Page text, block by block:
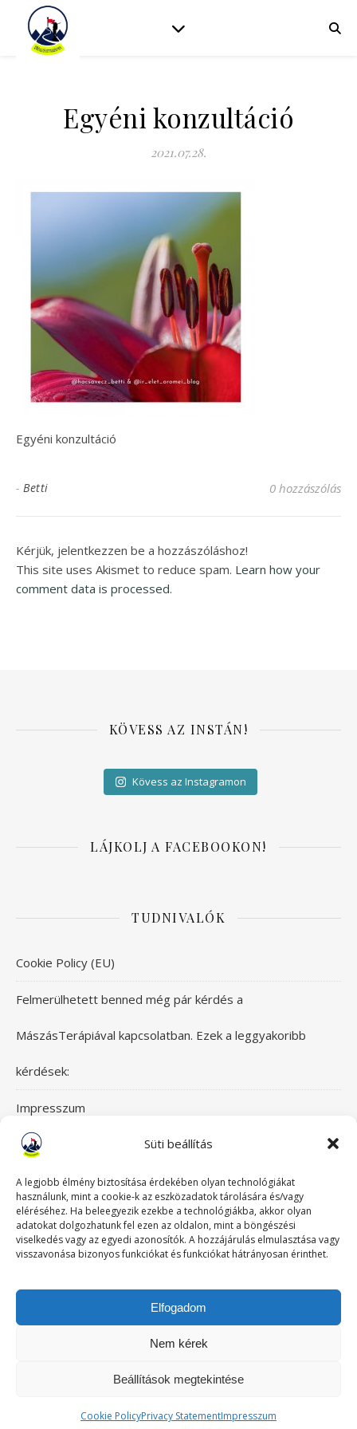
Süti beállítás
A legjobb élmény biztosítása érdekében olyan technológiákat
használunk, mint a cookie-k az eszközadatok tárolására és/vagy
eléréséhez. Ha beleegyezik ezekbe a technológiákba, akkor olyan
adatokat dolgozhatunk fel ezen az oldalon, mint a böngészési
viselkedés vagy az egyedi azonosítók. A hozzájárulás elmulasztása vagy
visszavonása bizonyos funkciókat és funkciókat hátrányosan érinthet.
Elfogadom
Nem kérek
Beállítások megtekintése
Cookie PolicyPrivacy StatementImpresszum
Egyéni konzultáció
2021.07.28.
Egyéni konzultáció
- Betti 0 hozzászólás
Kérjük, jelentkezzen be a hozzászóláshoz!
This site uses Akismet to reduce spam. Learn how your
comment data is processed.
KÖVESS AZ INSTÁN!
Kövess az Instagramon
LÁJKOLJ A FACEBOOKON!
TUDNIVALÓK
Cookie Policy (EU)
Felmerülhetett benned még pár kérdés a
MászásTerápiával kapcsolatban. Ezek a leggyakoribb
kérdések:
Impresszum
Itt érsz el bennünket!
Mászásterápia csapata
Szeretettel üdvözlünk a Mászásterápia oldalán! Gyere,
nézz körül!
TABUDÖNTÖGETŐ MászásTerápia
Történeteink
Ashe a sablont készítette: